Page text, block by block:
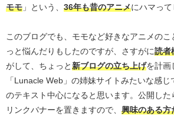
モモ 」という、 36年も昔のアニメにハマっ
このブログでも、モモなど好きなアニメのこ
っと悩んだりもしたのですが、さすがに読者
がして、ちょっと新ブログの立ち上げを計画
「Lunacle Web」の姉妹サイトみたいな感
のテキスト中心になると思います。公開し
リンクバナーを置きますので、 興味のある方